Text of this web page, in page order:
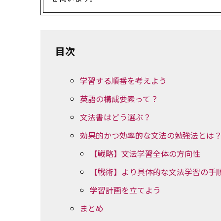
目次
学習する順番を考えよう
英語の構成要素って？
文法書はどう選ぶ？
効果的かつ効率的な文法の勉強法とは
【戦略】文法学習全体の方向性
【戦術】より具体的な文法学習の手
学習計画を立てよう
まとめ